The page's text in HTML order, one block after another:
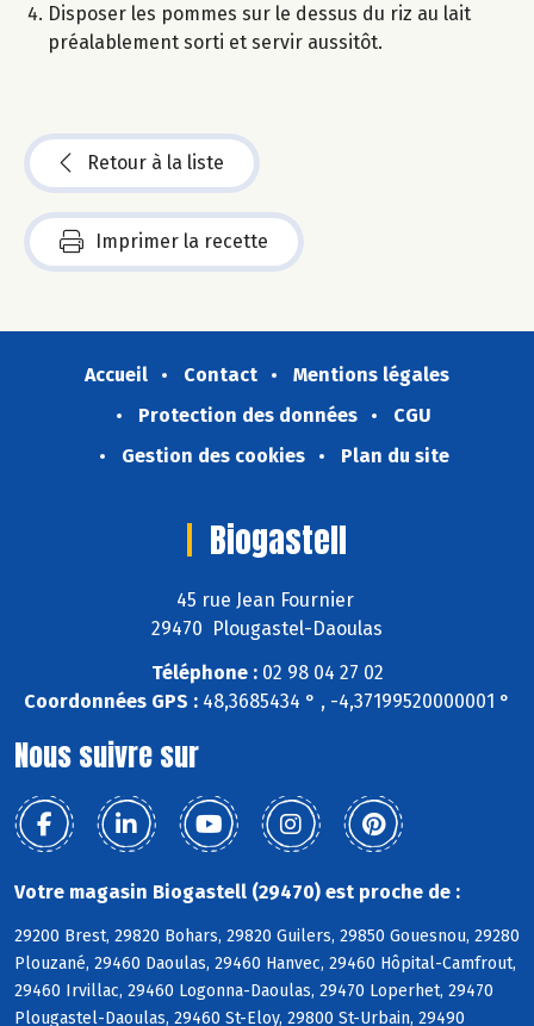
Disposer les pommes sur le dessus du riz au lait
préalablement sorti et servir aussitôt.
Retour à la liste
Imprimer la recette
Accueil Contact
Mentions légales
Protection des données
CGU
Gestion des cookies
Plan du site
Biogastell
45 rue Jean Fournier
29470 Plougastel-Daoulas
Téléphone :02 98 04 27 02
Coordonnées GPS : 48,3685434 ° , -4,37199520000001 °
Nous suivre sur
Votre magasin Biogastell (29470) est proche de :
29200 Brest, 29820 Bohars, 29820 Guilers, 29850 Gouesnou, 29280
Plouzané, 29460 Daoulas, 29460 Hanvec, 29460 Hôpital-Camfrout,
29460 Irvillac, 29460 Logonna-Daoulas, 29470 Loperhet, 29470
Plougastel-Daoulas, 29460 St-Eloy, 29800 St-Urbain, 29490